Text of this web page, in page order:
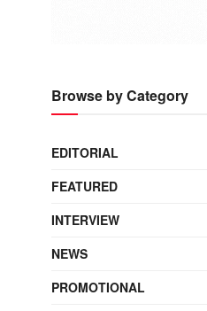
Browse by Category
EDITORIAL
FEATURED
INTERVIEW
NEWS
PROMOTIONAL